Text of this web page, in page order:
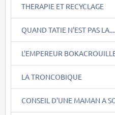
THERAPIE ET RECYCLAGE
QUAND TATIE N'EST PAS LA....
L'EMPEREUR
LA TRONCOBIQUE
CONSEIL D'UNE MAMAN A